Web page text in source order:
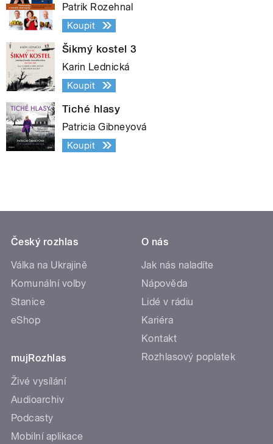
Patrik Rozehnal
Koupit
Šikmý kostel 3
Karin Lednická
Koupit
Tiché hlasy
Patricia Gibneyová
Koupit
Český rozhlas
Válka na Ukrajině
Komunální volby
Stanice
eShop
mujRozhlas
Živé vysílání
Audioarchiv
Podcasty
Mobilní aplikace
O nás
Jak nás naladíte
Nápověda
Lidé v rádiu
Kariéra
Kontakt
Rozhlasový poplatek